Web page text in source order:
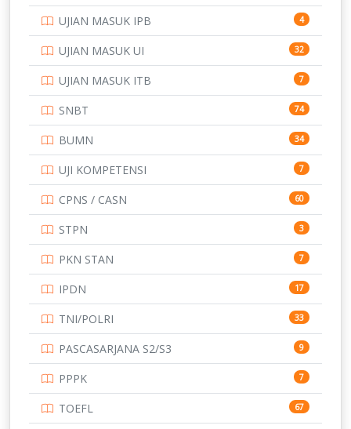
UJIAN MASUK IPB 4
UJIAN MASUK UI 32
UJIAN MASUK ITB 7
SNBT 74
BUMN 34
UJI KOMPETENSI 7
CPNS / CASN 60
STPN 3
PKN STAN 7
IPDN 17
TNI/POLRI 33
PASCASARJANA S2/S3 9
PPPK 7
TOEFL 67